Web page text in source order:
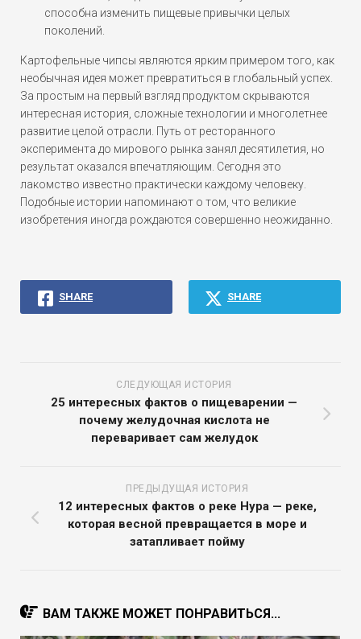
способна изменить пищевые привычки целых
поколений.
Картофельные чипсы являются ярким примером того, как
необычная идея может превратиться в глобальный успех.
За простым на первый взгляд продуктом скрываются
интересная история, сложные технологии и многолетнее
развитие целой отрасли. Путь от ресторанного
эксперимента до мирового рынка занял десятилетия, но
результат оказался впечатляющим. Сегодня это
лакомство известно практически каждому человеку.
Подобные истории напоминают о том, что великие
изобретения иногда рождаются совершенно неожиданно.
SHARE SHARE
СЛЕДУЮЩАЯ ИСТОРИЯ
25 интересных фактов о пищеварении —
почему желудочная кислота не
переваривает сам желудок
ПРЕДЫДУЩАЯ ИСТОРИЯ
12 интересных фактов о реке Нура — реке,
которая весной превращается в море и
затапливает пойму
ВАМ ТАКЖЕ МОЖЕТ ПОНРАВИТЬСЯ...